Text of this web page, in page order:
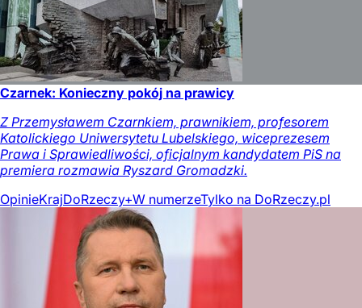
Czarnek: Konieczny pokój na prawicy
Z Przemysławem Czarnkiem, prawnikiem, profesorem
Katolickiego Uniwersytetu Lubelskiego, wiceprezesem
Prawa i Sprawiedliwości, oficjalnym kandydatem PiS na
premiera rozmawia Ryszard Gromadzki.
OpinieKrajDoRzeczy+W numerzeTylko na DoRzeczy.pl